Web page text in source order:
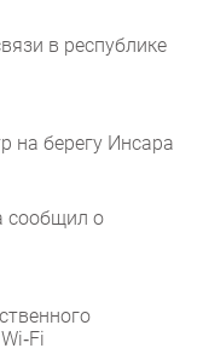
в республике
на берегу Инсара
сообщил о